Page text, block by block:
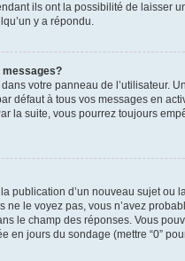
ils ont la possibilité de laisser
y a répondu.
messages?
votre panneau de l’utilisateur.
défaut à tous vos messages en
la suite, vous pourrez toujours
publication d’un nouveau sujet
ne le voyez pas, vous n’avez
le champ des réponses. Vous
en jours du sondage (mettre “0”